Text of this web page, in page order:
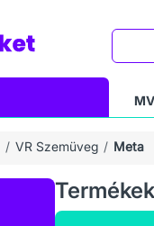
VR Szemüveg Meta
Termékek